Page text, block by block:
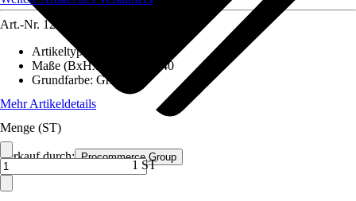
Verkauf durch: Procommerce Group
Art.-Nr. 12591711
Artikeltyp
Maße (BxHxT)
80x180x40
Grundfarbe: Grau
Mehr Artikeldetails
Menge (ST)
1 ST